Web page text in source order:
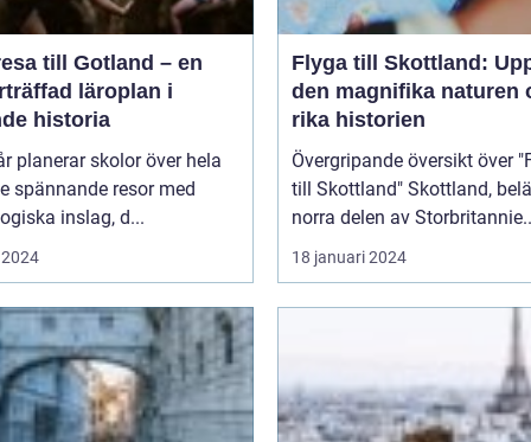
till Gotland – en
läroplan i
historia
planerar skolor över hela
spännande resor med
inslag, d...
Flyga till Skottland:
den magnifika naturen
rika historien
Övergripande översikt över
till Skottland" Skottland, beläget i
norra delen av
18 januari 2024